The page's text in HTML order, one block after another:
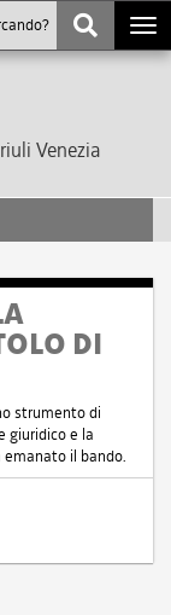
Venezia
DI
strumento di
giuridico e la
il bando.